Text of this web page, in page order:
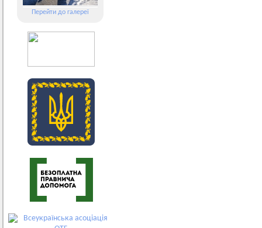
Перейти до галереї